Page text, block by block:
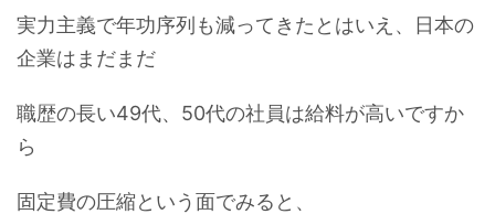
実力主義で年功序列も減ってきたとはいえ、日本の
企業はまだまだ
職歴の長い49代、50代の社員は給料が高いですか
ら
固定費の圧縮という面でみると、